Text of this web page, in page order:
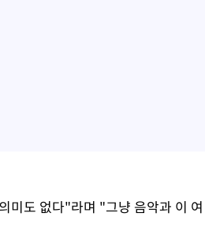
미도 없다"라며 "그냥 음악과 이 여